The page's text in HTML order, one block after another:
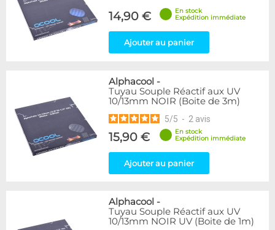
14,90 €
En stock
Expédition immédiate
Ajouter au panier
Alphacool -
Tuyau Souple Réactif aux UV
10/13mm NOIR (Boite de 3m)
5/5 - 2 avis
15,90 €
En stock
Expédition immédiate
Ajouter au panier
Alphacool -
Tuyau Souple Réactif aux UV
10/13mm NOIR UV (Boite de 1m)